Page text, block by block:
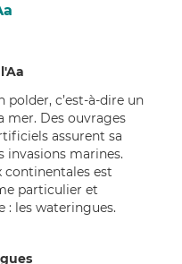
polder, c’est-à-dire un
mer. Des ouvrages
assurent sa
invasions marines.
continentales est
particulier et
: les wateringues.